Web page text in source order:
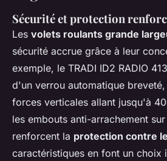
Sécurité et protection
Les volets roulants grande
sécurité accrue grâce à leur
exemple, le TRADI ID2 RADIO
d'un verrou automatique
forces verticales allant jusqu'à
les embouts anti-arrachement
renforcent la protection contre
caractéristiques en font un choix